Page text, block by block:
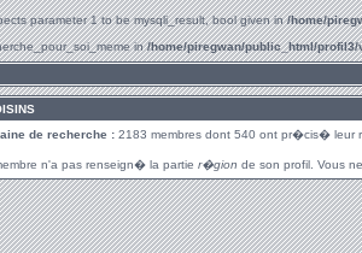
parameter 1 to be mysqli_result, bool given in/home/
in/home/piregwan/public_html/
de recherche : 2183 membres dont 540 ont pr�cis� leur
n'a pas renseign� la partie r�gion de son profil. Vous